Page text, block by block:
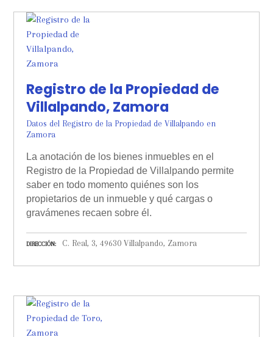
Registro de la Propiedad de
Villalpando, Zamora
Datos del Registro de la Propiedad de Villalpando en
Zamora
La anotación de los bienes inmuebles en el
Registro de la Propiedad de Villalpando permite
saber en todo momento quiénes son los
propietarios de un inmueble y qué cargas o
gravámenes recaen sobre él.
DIRECCIÓN C. Real, 3, 49630 Villalpando, Zamora